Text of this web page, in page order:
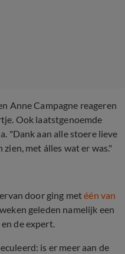
Anne Campagne reageren
Ook laatstgenoemde
"Dank aan alle stoere lieve
met álles wat er was."
door ging metéén van
geleden namelijk een
de expert.
is er meer aan de